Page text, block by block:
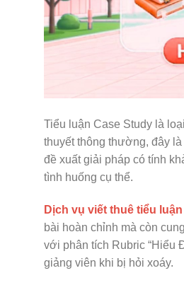
Tiểu luận Case Study là
thuyết thông thường, đây
đề xuất giải pháp có tính
tình huống cụ thể.
Dịch vụ viết thuê tiểu luận
bài hoàn chỉnh mà còn
với phân tích Rubric “Hiểu
giảng viên khi bị hỏi xoáy.